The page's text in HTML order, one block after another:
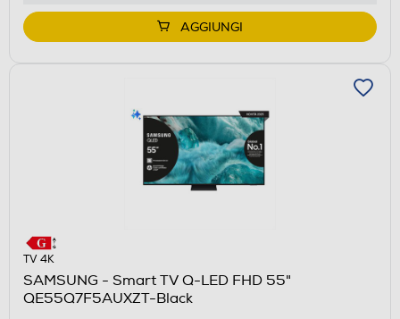
AGGIUNGI
TV 4K
SAMSUNG - Smart TV Q-LED FHD 55"
QE55Q7F5AUXZT-Black